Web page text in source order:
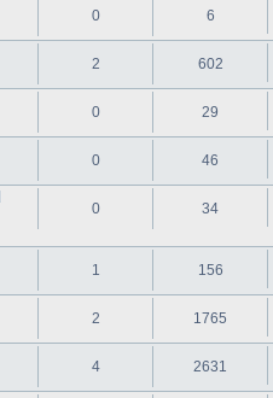
0 6
2 602
0 29
0 46
0 34
1 156
2 1765
4 2631